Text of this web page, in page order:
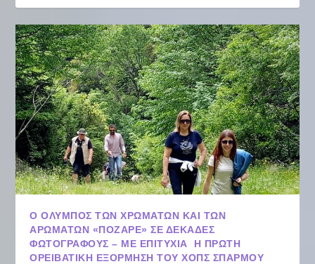
Ο ΌΛΥΜΠΟΣ ΤΩΝ ΧΡΩΜΆΤΩΝ ΚΑΙ ΤΩΝ
ΑΡΩΜΆΤΩΝ «ΠΌΖΑΡΕ» ΣΕ ΔΕΚΆΔΕΣ
ΦΩΤΟΓΡΆΦΟΥΣ – ΜΕ ΕΠΙΤΥΧΊΑ Η ΠΡΏΤΗ
ΟΡΕΙΒΑΤΙΚΉ ΕΞΌΡΜΗΣΗ ΤΟΥ ΧΟΠΣ ΣΠΑΡΜΟΎ